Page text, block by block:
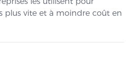
plus vite et à moindre coût en